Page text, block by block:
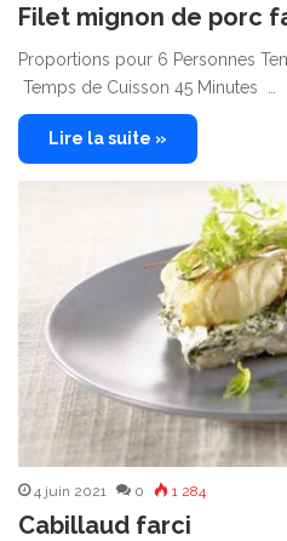
Filet mignon de porc
Proportions pour 6 Personnes
Temps de Cuisson 45 Minutes …
Lire la suite »
4 juin 2021 0 1 284
Cabillaud farci